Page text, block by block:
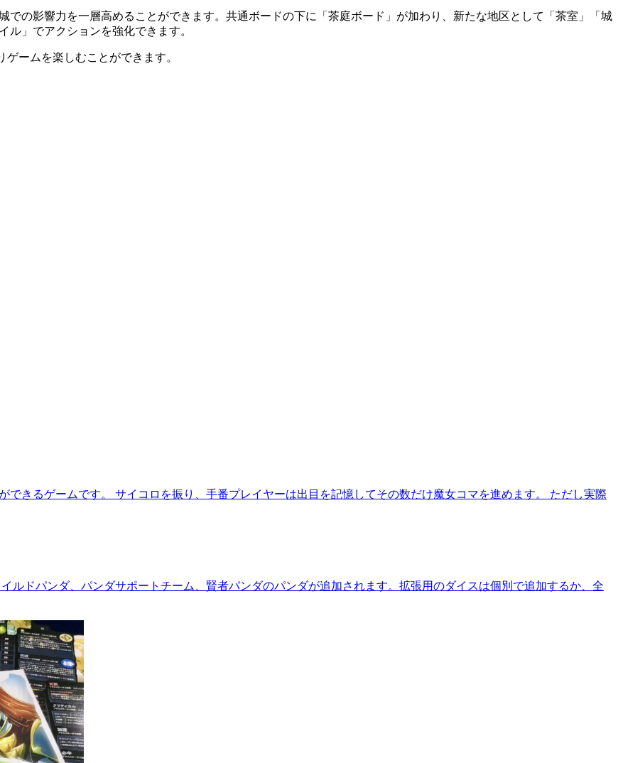
での影響力を一層高めることができます。共通ボードの下に「茶庭ボード」が加わり、新たな地区として「茶室」「城
」でアクションを強化できます。
ームを楽しむことができます。
できるゲームです。 サイコロを振り、手番プレイヤーは出目を記憶してその数だけ魔女コマを進めます。 ただし実際
ルドパンダ、パンダサポートチーム、賢者パンダのパンダが追加されます。拡張用のダイスは個別で追加するか、全